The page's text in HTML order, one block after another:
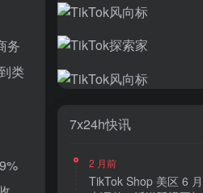
务
类
7x24h快讯
2 月前
TikTok Shop 美区 6